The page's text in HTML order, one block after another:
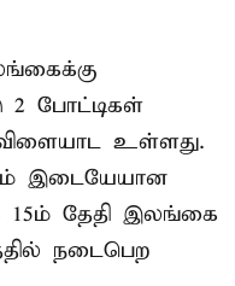
2 போட்டிகள்
உள்ளது.
இடையேயான
15ம் தேதி இலங்கை
நடைபெற